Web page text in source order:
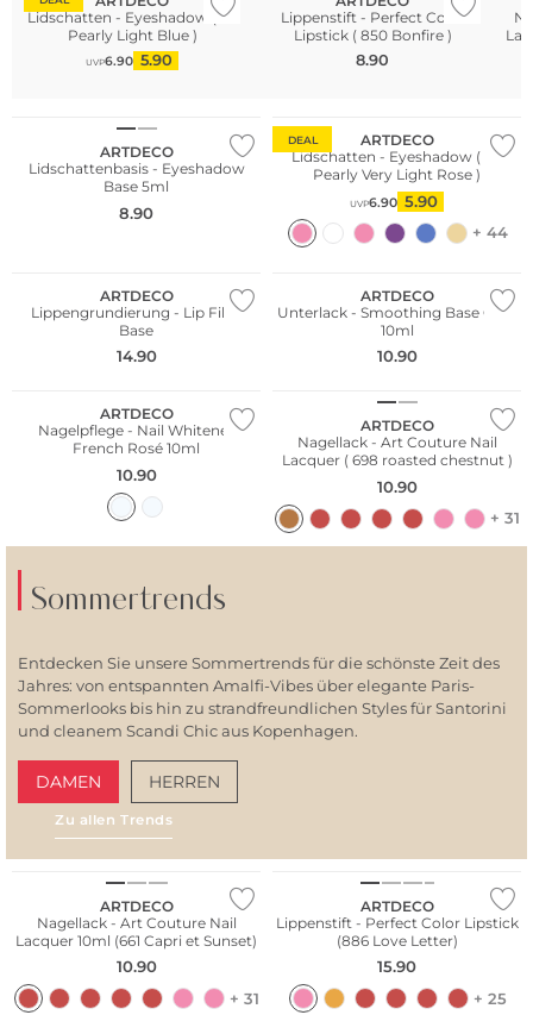
Lidschatten - Eyeshadow ( 75
Pearly Light Blue )
UVP6.90 5.90
Lippenstift - Perfect Color
Lipstick ( 850 Bonfire )
8.90
ARTDECO
Lidschattenbasis - Eyeshadow
Base 5ml
8.90
DEAL
ARTDECO
Lidschatten - Eyeshadow ( 94
Pearly Very Light Rose )
UVP6.90 5.90
+ 44
ARTDECO
Lippengrundierung - Lip Filler
Base
14.90
ARTDECO
Unterlack - Smoothing Base Coat
10ml
10.90
ARTDECO
Nagelpflege - Nail Whitener
French Rosé 10ml
10.90
ARTDECO
Nagellack - Art Couture Nail
Lacquer ( 698 roasted chestnut )
10.90
+ 31
Sommertrends
Entdecken Sie unsere Sommertrends für die schönste Zeit des
Jahres: von entspannten Amalfi-Vibes über elegante Paris-
Sommerlooks bis hin zu strandfreundlichen Styles für Santorini
und cleanem Scandi Chic aus Kopenhagen.
DAMEN HERREN
Zu allen Trends
ARTDECO
Nagellack - Art Couture Nail
Lacquer 10ml (661 Capri et Sunset)
10.90
+ 31
ARTDECO
Lippenstift - Perfect Color Lipstick
(886 Love Letter)
15.90
+ 25